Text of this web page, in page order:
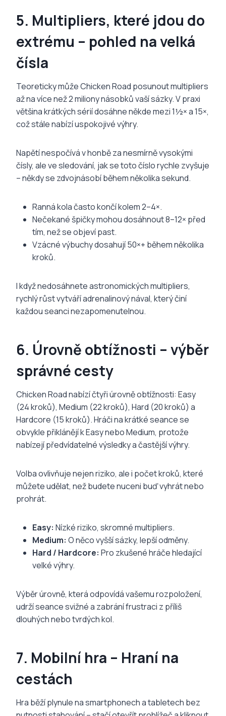
5. Multipliers, které jdou do
extrému – pohled na velká
čísla
Teoreticky může Chicken Road posunout multipliers
až na více než 2 miliony násobků vaší sázky. V praxi
většina krátkých sérií dosáhne někde mezi 1½× a 15×,
což stále nabízí uspokojivé výhry.
Napětí nespočívá v honbě za nesmírně vysokými
čísly, ale ve sledování, jak se toto číslo rychle zvyšuje
– někdy se zdvojnásobí během několika sekund.
Ranná kola často končí kolem 2–4×.
Nečekané špičky mohou dosáhnout 8–12× před
tím, než se objeví past.
Vzácné výbuchy dosahují 50×+ během několika
kroků.
I když nedosáhnete astronomických multipliers,
rychlý růst vytváří adrenalinový nával, který činí
každou seanci nezapomenutelnou.
6. Úrovně obtížnosti – výběr
správné cesty
Chicken Road nabízí čtyři úrovně obtížnosti: Easy
(24 kroků), Medium (22 kroků), Hard (20 kroků) a
Hardcore (15 kroků). Hráči na krátké seance se
obvykle přiklánějí k Easy nebo Medium, protože
nabízejí předvídatelné výsledky a častější výhry.
Volba ovlivňuje nejen riziko, ale i počet kroků, které
můžete udělat, než budete nuceni buď vyhrát nebo
prohrát.
Easy: Nízké riziko, skromné multipliers.
Medium: O něco vyšší sázky, lepší odměny.
Hard / Hardcore: Pro zkušené hráče hledající
velké výhry.
Výběr úrovně, která odpovídá vašemu rozpoložení,
udrží seance svižné a zabrání frustraci z příliš
dlouhých nebo tvrdých kol.
7. Mobilní hra – Hraní na
cestách
Hra běží plynule na smartphonech a tabletech bez